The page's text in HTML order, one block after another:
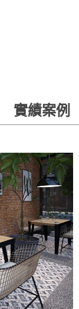
實績案例